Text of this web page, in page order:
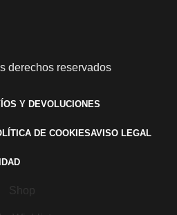
derechos reservados
Y DEVOLUCIONES
DE COOKIESAVISO LEGAL
Shop